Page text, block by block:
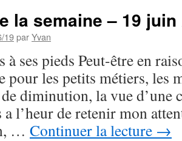
la semaine – 19 juin
19parYvan
à ses pieds Peut-être en
pour les petits métiers, les
diminution, la vue d’une
a l’heur de retenir mon
… Continuer la lecture →